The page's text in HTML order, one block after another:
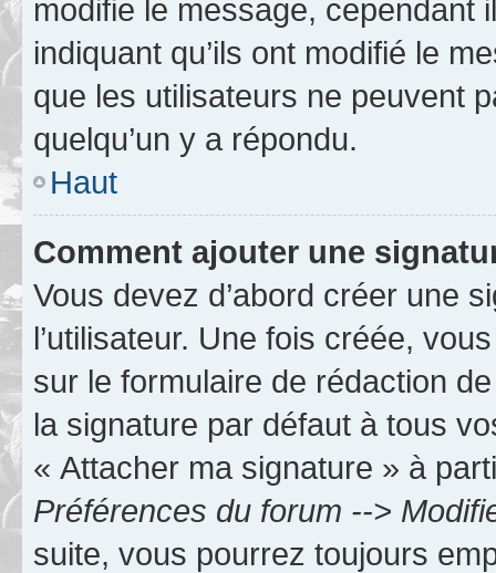
modifie le message, cependant
indiquant qu’ils ont modifié le
que les utilisateurs ne peuvent
quelqu’un y a répondu.
Haut
Comment ajouter une
Vous devez d’abord créer une
l’utilisateur. Une fois créée,
sur le formulaire de rédaction
la signature par défaut à tous
« Attacher ma signature » à
Préférences du forum -->
suite, vous pourrez toujours